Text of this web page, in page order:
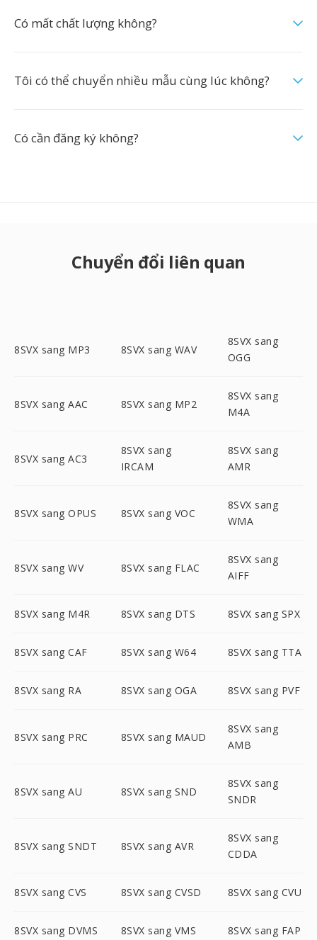
Có mất chất lượng không?
Tôi có thể chuyển nhiều mẫu cùng lúc không?
Có cần đăng ký không?
Chuyển đổi liên quan
8SVX sang MP3 8SVX sang WAV
8SVX sang
OGG
8SVX sang AAC 8SVX sang MP2
8SVX sang
M4A
8SVX sang AC3
8SVX sang
IRCAM
8SVX sang
AMR
8SVX sang OPUS 8SVX sang VOC
8SVX sang
WMA
8SVX sang WV 8SVX sang FLAC
8SVX sang
AIFF
8SVX sang M4R 8SVX sang DTS 8SVX sang SPX
8SVX sang CAF 8SVX sang W64 8SVX sang TTA
8SVX sang RA 8SVX sang OGA 8SVX sang PVF
8SVX sang PRC 8SVX sang MAUD
8SVX sang
AMB
8SVX sang AU 8SVX sang SND
8SVX sang
SNDR
8SVX sang SNDT 8SVX sang AVR
8SVX sang
CDDA
8SVX sang CVS 8SVX sang CVSD 8SVX sang CVU
8SVX sang DVMS 8SVX sang VMS 8SVX sang FAP